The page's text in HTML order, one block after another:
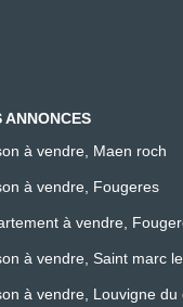
ANNONCES
à vendre, Maen roch
à vendre, Fougeres
à vendre,
à vendre, Saint marc
à vendre, Louvigne du